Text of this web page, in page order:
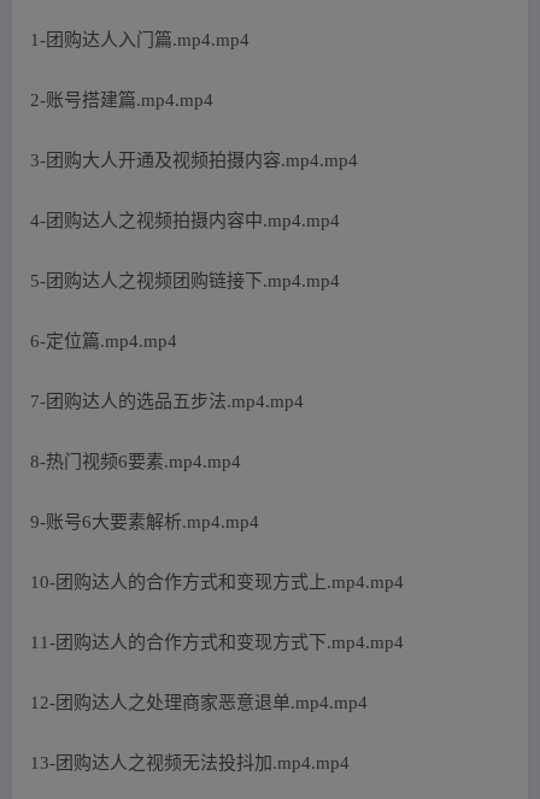
1-团购达人入门篇.mp4.mp4
2-账号搭建篇.mp4.mp4
3-团购大人开通及视频拍摄内容.mp4.mp4
4-团购达人之视频拍摄内容中.mp4.mp4
5-团购达人之视频团购链接下.mp4.mp4
6-定位篇.mp4.mp4
7-团购达人的选品五步法.mp4.mp4
8-热门视频6要素.mp4.mp4
9-账号6大要素解析.mp4.mp4
10-团购达人的合作方式和变现方式上.mp4.mp4
11-团购达人的合作方式和变现方式下.mp4.mp4
12-团购达人之处理商家恶意退单.mp4.mp4
13-团购达人之视频无法投抖加.mp4.mp4